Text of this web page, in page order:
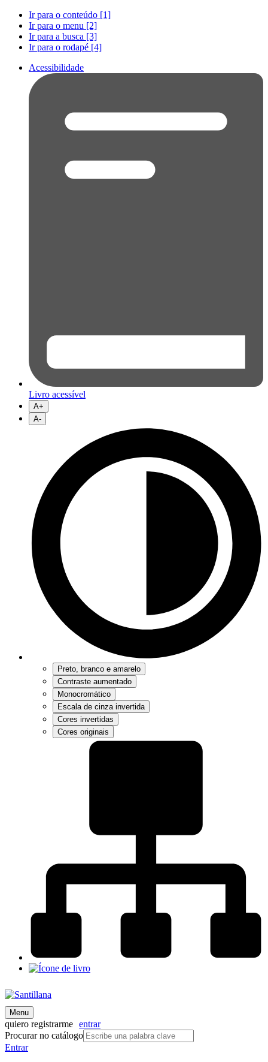
Ir para o conteúdo [1]
Ir para o menu [2]
Ir para a busca [3]
Ir para o rodapé [4]
Acessibilidade
Livro acessível
A+
A-
Preto, branco e amarelo
Contraste aumentado
Monocromático
Escala de cinza invertida
Cores invertidas
Cores originais
Menu
quiero registrarme entrar
Procurar no catálogo
Entrar